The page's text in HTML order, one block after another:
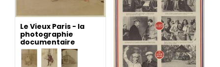
Le Vieux Paris - la
photographie
documentaire